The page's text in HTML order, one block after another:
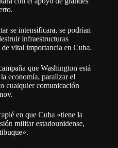
se intensificara, se podrían
infraestructuras
vital importancia en Cuba.
que Washington está
economía, paralizar el
cualquier comunicación
en que Cuba «tiene la
militar estadounidense,